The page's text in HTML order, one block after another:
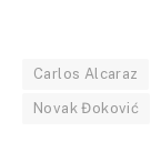
Carlos Alcaraz
Novak Đoković